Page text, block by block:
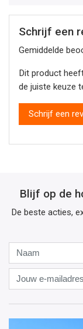
Schrijf een
Gemiddelde
Dit product
de juiste keuze
Schrijf een
Blijf op de
De beste acties,
Jouw
e-
mailadres